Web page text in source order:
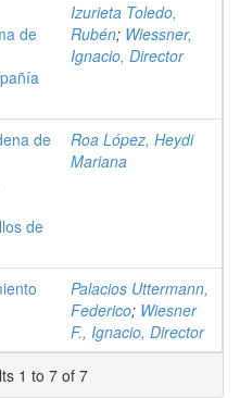
de
Izurieta Toledo,
Rubén; Wiessner,
Ignacio, Director
de
de
Roa López, Heydi
Mariana
Palacios Uttermann,
Federico; Wiesner
F., Ignacio, Director
1 to 7 of 7